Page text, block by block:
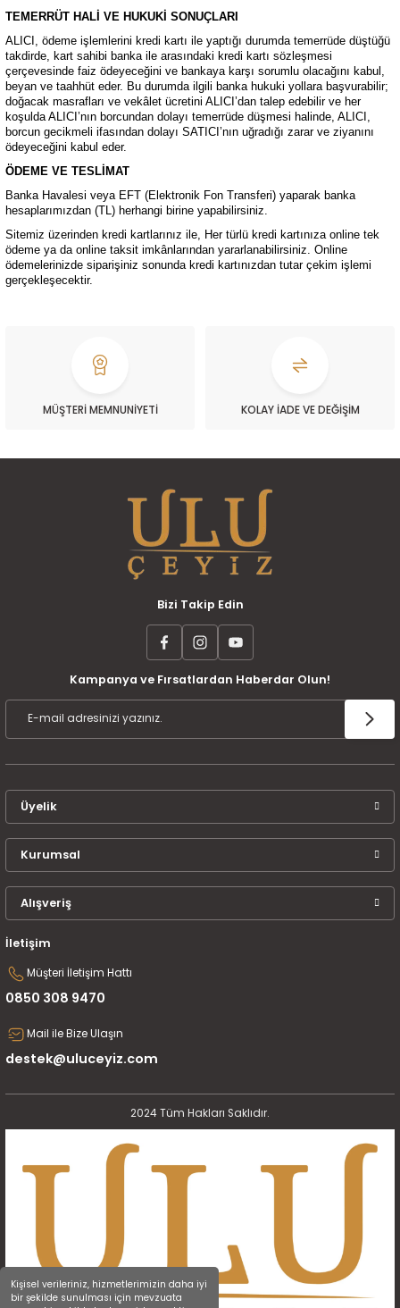
Kişisel verileriniz, hizmetlerimizin daha iyi
bir şekilde sunulması için mevzuata
TEMERRÜT HALİ VE HUKUKİ SONUÇLARI
ALICI, ödeme işlemlerini kredi kartı ile yaptığı durumda temerrüde düştüğü
takdirde, kart sahibi banka ile arasındaki kredi kartı sözleşmesi
çerçevesinde faiz ödeyeceğini ve bankaya karşı sorumlu olacağını kabul,
beyan ve taahhüt eder. Bu durumda ilgili banka hukuki yollara başvurabilir;
doğacak masrafları ve vekâlet ücretini ALICI’dan talep edebilir ve her
koşulda ALICI’nın borcundan dolayı temerrüde düşmesi halinde, ALICI,
borcun gecikmeli ifasından dolayı SATICI’nın uğradığı zarar ve ziyanını
ödeyeceğini kabul eder.
ÖDEME VE TESLİMAT
Banka Havalesi veya EFT (Elektronik Fon Transferi) yaparak banka
hesaplarımızdan (TL) herhangi birine yapabilirsiniz.
Sitemiz üzerinden kredi kartlarınız ile, Her türlü kredi kartınıza online tek
ödeme ya da online taksit imkânlarından yararlanabilirsiniz. Online
ödemelerinizde siparişiniz sonunda kredi kartınızdan tutar çekim işlemi
gerçekleşecektir.
MÜŞTERİ MEMNUNİYETİ KOLAY İADE VE DEĞİŞİM
Bizi Takip Edin
Kampanya ve Fırsatlardan Haberdar Olun!
Üyelik
Kurumsal
Alışveriş
İletişim
Müşteri İletişim Hattı
0850 308 9470
Mail ile Bize Ulaşın
destek@uluceyiz.com
2024 Tüm Hakları Saklıdır.